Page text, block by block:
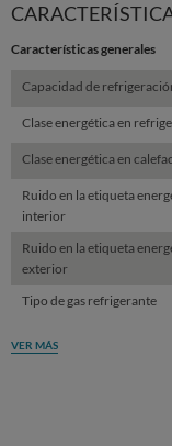
Características generales
Capacidad de
Clase energética en
Clase energética en
Ruido en la etiqueta
interior
Ruido en la etiqueta
exterior
Tipo de gas refrigerante
VER MÁS